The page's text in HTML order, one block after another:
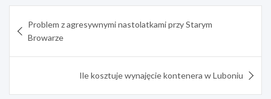
wpisu
Problem z agresywnymi nastolatkami przy Starym
Browarze
Ile kosztuje wynajęcie kontenera w Luboniu